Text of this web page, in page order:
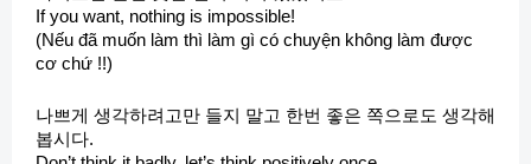
If you want, nothing is impossible!
(Nếu đã muốn làm thì làm gì có chuyện không làm được
cơ chứ !!)
나쁘게 생각하려고만 들지 말고 한번 좋은 쪽으로도 생각해
봅시다.